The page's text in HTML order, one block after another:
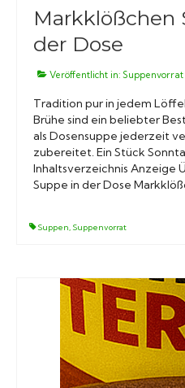
Markklößchen
der Dose
Veröffentlicht in: Suppenvorrat
Tradition pur in jedem
Brühe sind ein beliebter
als Dosensuppe jederzeit
zubereitet. Ein Stück
Inhaltsverzeichnis Anzeige
Suppe in der Dose
Suppen, Suppenvorrat